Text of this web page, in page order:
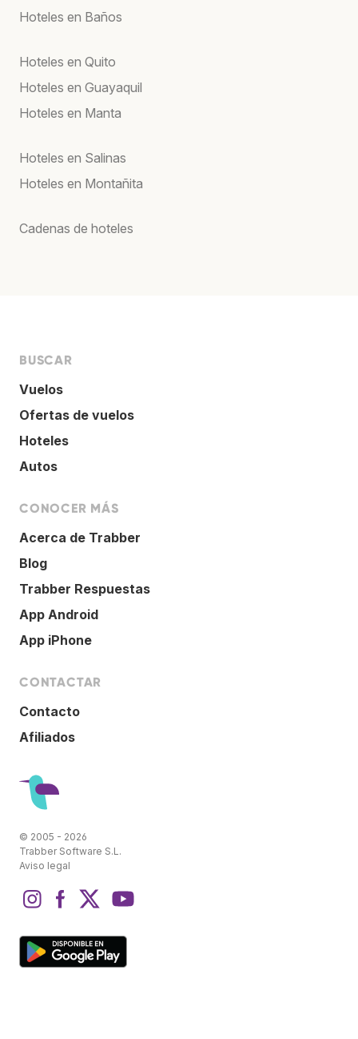
Hoteles en Baños
Hoteles en Quito
Hoteles en Guayaquil
Hoteles en Manta
Hoteles en Salinas
Hoteles en Montañita
Cadenas de hoteles
BUSCAR
Vuelos
Ofertas de vuelos
Hoteles
Autos
CONOCER MÁS
Acerca de Trabber
Blog
Trabber Respuestas
App Android
App iPhone
CONTACTAR
Contacto
Afiliados
© 2005 - 2026
Trabber Software S.L.
Aviso legal